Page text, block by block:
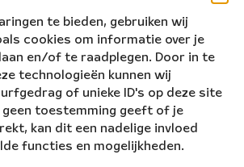
te bieden, gebruiken wij
cookies om informatie over je
en/of te raadplegen. Door in te
technologieën kunnen wij
of unieke ID's op deze site
geen toestemming geeft of je
kan dit een nadelige invloed
functies en mogelijkheden.